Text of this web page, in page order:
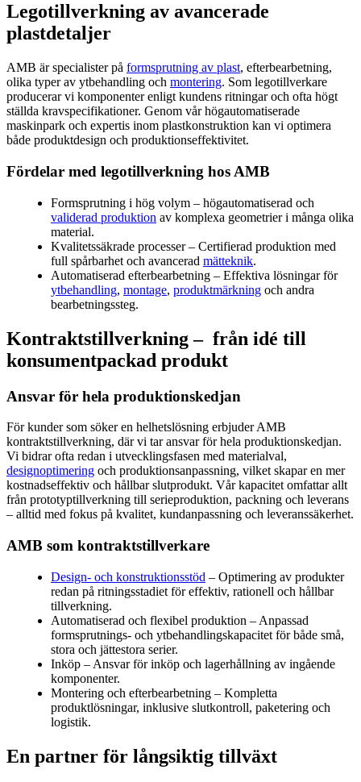
Legotillverkning av avancerade
plastdetaljer
AMB är specialister på formsprutning av plast, efterbearbetning,
olika typer av ytbehandling och montering. Som legotillverkare
producerar vi komponenter enligt kundens ritningar och ofta högt
ställda kravspecifikationer. Genom vår högautomatiserade
maskinpark och expertis inom plastkonstruktion kan vi optimera
både produktdesign och produktionseffektivitet.
Fördelar med legotillverkning hos AMB
Formsprutning i hög volym – högautomatiserad och
validerad produktion av komplexa geometrier i många olika
material.
Kvalitetssäkrade processer – Certifierad produktion med
full spårbarhet och avancerad mätteknik.
Automatiserad efterbearbetning – Effektiva lösningar för
ytbehandling, montage, produktmärkning och andra
bearbetningssteg.
Kontraktstillverkning – från idé till
konsumentpackad produkt
Ansvar för hela produktionskedjan
För kunder som söker en helhetslösning erbjuder AMB
kontraktstillverkning, där vi tar ansvar för hela produktionskedjan.
Vi bidrar ofta redan i utvecklingsfasen med materialval,
designoptimering och produktionsanpassning, vilket skapar en mer
kostnadseffektiv och hållbar slutprodukt. Vår kapacitet omfattar allt
från prototyptillverkning till serieproduktion, packning och leverans
– alltid med fokus på kvalitet, kundanpassning och leveranssäkerhet.
AMB som kontraktstillverkare
Design- och konstruktionsstöd – Optimering av produkter
redan på ritningsstadiet för effektiv, rationell och hållbar
tillverkning.
Automatiserad och flexibel produktion – Anpassad
formsprutnings- och ytbehandlingskapacitet för både små,
stora och jättestora serier.
Inköp – Ansvar för inköp och lagerhållning av ingående
komponenter.
Montering och efterbearbetning – Kompletta
produktlösningar, inklusive slutkontroll, paketering och
logistik.
En partner för långsiktig tillväxt